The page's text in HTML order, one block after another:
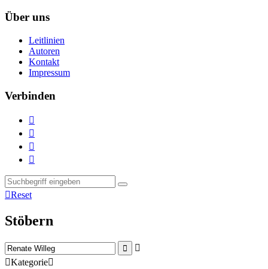
Über uns
Leitlinien
Autoren
Kontakt
Impressum
Verbinden




Reset
Stöbern


Kategorie